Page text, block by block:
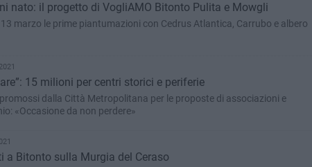
nato: il progetto di VogliAMO Bitonto Pulita e Mowgli
marzo le prime piantumazioni con Cedrus Atlantica, Carrubo e albero
15 milioni per centri storici e periferie
dalla Città Metropolitana per le proposte di associazioni e
«Occasione da non perdere»
a Bitonto sulla Murgia del Ceraso